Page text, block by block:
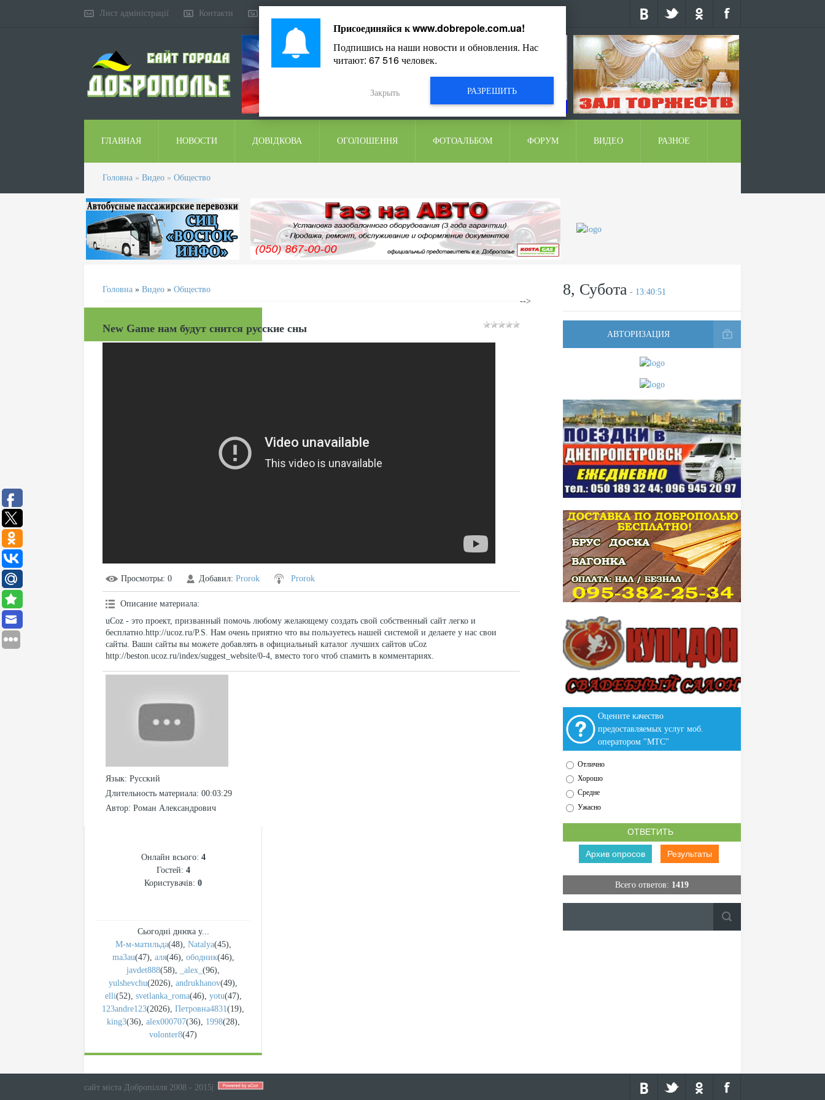
Лист адміністрації Контакти
ГЛАВНАЯ НОВОСТИ ДОВІДКОВА ОГОЛОШЕННЯ ФОТОАЛЬБОМ ФОРУМ ВИДЕО РАЗНОЕ
Головна » Видео » Общество
Головна » Видео » Общество
New Game нам будут снится русские сны
Просмотры: 0 Добавил: Prorok Prorok
Описание материала:
uCoz - это проект, призванный помочь любому желающему создать свой собственный сайт легко и
бесплатно.http://ucoz.ru/P.S. Нам очень приятно что вы пользуетесь нашей системой и делаете у нас свои
сайты. Ваши сайты вы можете добавлять в официальный каталог лучших сайтов uCoz
http://beston.ucoz.ru/index/suggest_website/0-4, вместо того чтоб спамить в комментариях.
Язык: Русский
Длительность материала: 00:03:29
Автор: Роман Александрович
8, Субота - 13:40:51
АВТОРИЗАЦИЯ
Оцените качество
предоставляемых услуг моб.
оператором "МТС"
Отлично
Хорошо
Средне
Ужасно
Архив опросов Результаты
Всего ответов: 1419
-->
Онлайн всього: 4
Гостей: 4
Користувачів: 0
Сьогодні днюха у...
М-м-матильда(48), Natalya(45),
ma3au(47), аля(46), ободник(46),
javdet888(58), _alex_ (96),
yulshevchu(2026), andrukhanov(49),
elli(52), svetlanka_roma(46), yotu(47),
123andre123(2026), Петровна4831(19),
king3(36), alex000707(36), 1998(28),
volonter8(47)
сайт міста Добропілля 2008 - 2015
Присоединяйся кwww.dobrepole.com.ua!
Подпишись на наши новости и обновления. Нас
читают: 67 516человек.
РАЗРЕШИТЬ
Закрыть